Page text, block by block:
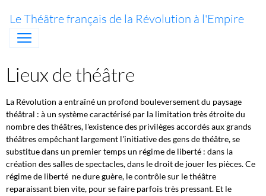
Le Théâtre français de la Révolution à l'Empire
Lieux de théâtre
La Révolution a entraîné un profond bouleversement du paysage
théâtral : à un système caractérisé par la limitation très étroite du
nombre des théâtres, l'existence des privilèges accordés aux grands
théâtres empêchant largement l'initiative des gens de théâtre, se
substitue dans un premier temps un régime de liberté : dans la
création des salles de spectacles, dans le droit de jouer les pièces. Ce
régime de liberté ne dure guère, le contrôle sur le théâtre
reparaissant bien vite, pour se faire parfois très pressant. Et le